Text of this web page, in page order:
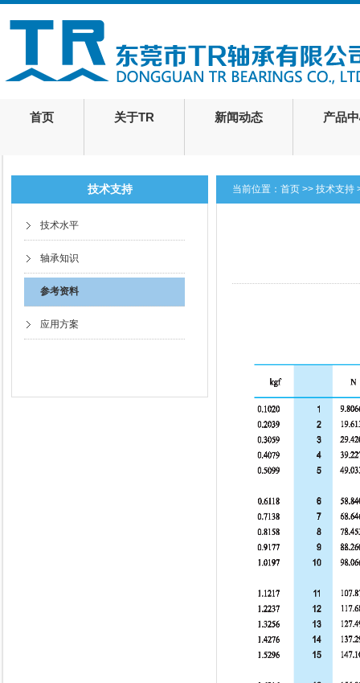
首页 关于TR 新闻动态 产品
技术支持
技术水平
轴承知识
参考资料
应用方案
当前位置： 首页 >> 技术支持